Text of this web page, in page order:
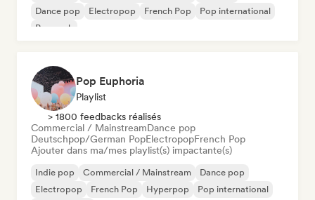
Dance pop
Electropop French Pop
Pop international
Pop rock
Pop Euphoria
Playlist
> 1800 feedbacks réalisés
Commercial / MainstreamDance pop
Deutschpop/German PopElectropopFrench Pop
Ajouter dans ma/mes playlist(s) impactante(s)
Indie pop Commercial / Mainstream
Dance pop
Electropop
French Pop Hyperpop
Pop international